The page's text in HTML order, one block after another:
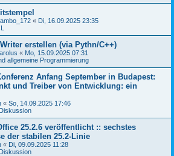
« Di, 16.09.2025 23:35
erstellen (via Pythn/C++)
« Mo, 15.09.2025 07:31
allgemeine Programmierung
Anfang September in Budapest:
und Treiber von Entwicklung: ein
« So, 14.09.2025 17:46
25.2.6 veröffentlicht :: sechstes
der stabilen 25.2-Linie
« Di, 09.09.2025 11:28